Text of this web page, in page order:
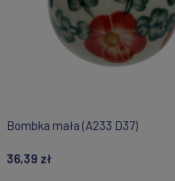
Bombka mała (A233 D37)
36,39 zł